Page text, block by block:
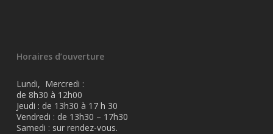
Horaires d’ouverture
Lundi, Mercredi :
de 8h30 à 12h00
Jeudi : de 13h30 à 17 h 30
Vendredi : de 13h30 – 17h30
Samedi : sur rendez-vous.